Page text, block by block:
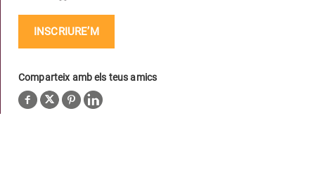
INSCRIURE’M
Comparteix amb els teus amics